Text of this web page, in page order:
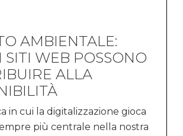
AMBIENTALE:
SITI WEB POSSONO
ALLA
in cui la digitalizzazione gioca
più centrale nella nostra